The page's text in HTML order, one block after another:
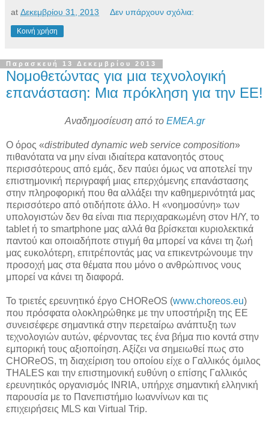
at Δεκεμβρίου 31, 2013 Δεν υπάρχουν σχόλια:
Κοινή χρήση
Παρασκευή 13 Δεκεμβρίου 2013
Νομοθετώντας για μια τεχνολογική
επανάσταση: Μια πρόκληση για την ΕΕ!
Αναδημοσίευση από το ΕΜΕΑ.gr
Ο όρος «distributed dynamic web service composition»
πιθανότατα να μην είναι ιδιαίτερα κατανοητός στους
περισσότερους από εμάς, δεν παύει όμως να αποτελεί την
επιστημονική περιγραφή μιας επερχόμενης επανάστασης
στην πληροφορική που θα αλλάξει την καθημερινότητά μας
περισσότερο από οτιδήποτε άλλο. Η «νοημοσύνη» των
υπολογιστών δεν θα είναι πια περιχαρακωμένη στον Η/Υ, το
tablet ή το smartphone μας αλλά θα βρίσκεται κυριολεκτικά
παντού και οποιαδήποτε στιγμή θα μπορεί να κάνει τη ζωή
μας ευκολότερη, επιτρέποντάς μας να επικεντρώνουμε την
προσοχή μας στα θέματα που μόνο ο ανθρώπινος νους
μπορεί να κάνει τη διαφορά.
Το τριετές ερευνητικό έργο CHOReOS (www.choreos.eu)
που πρόσφατα ολοκληρώθηκε με την υποστήριξη της ΕΕ
συνεισέφερε σημαντικά στην περεταίρω ανάπτυξη των
τεχνολογιών αυτών, φέρνοντας τες ένα βήμα πιο κοντά στην
εμπορική τους αξιοποίηση. Αξίζει να σημειωθεί πως στο
CHOReOS, τη διαχείριση του οποίου είχε ο Γαλλικός όμιλος
THALES και την επιστημονική ευθύνη ο επίσης Γαλλικός
ερευνητικός οργανισμός INRIA, υπήρχε σημαντική ελληνική
παρουσία με το Πανεπιστήμιο Ιωαννίνων και τις
επιχειρήσεις MLS και Virtual Trip.